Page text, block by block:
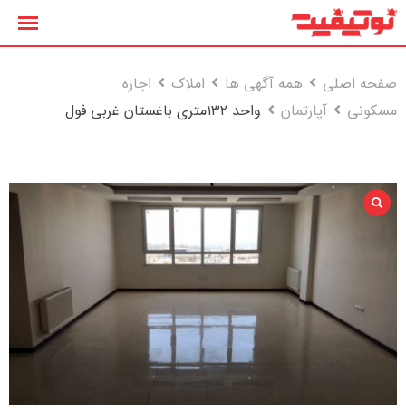
پرش
صفحه اصلی
همه آگهی ها املاک
اجاره
مسکونی
آپارتمان واحد ۱۳۲متری باغستان غربی فول